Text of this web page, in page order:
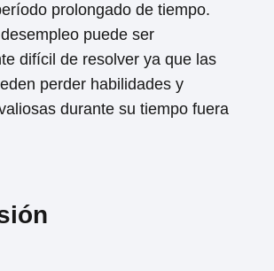
prolongado de tiempo.
puede ser
difícil de resolver ya que las
perder habilidades y
durante su tiempo fuera